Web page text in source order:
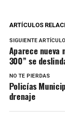
ARTÍCULOS
SIGUIENTE ARTÍCULO
Aparece nueva
300” se
NO TE PIERDAS
Policías
drenaje